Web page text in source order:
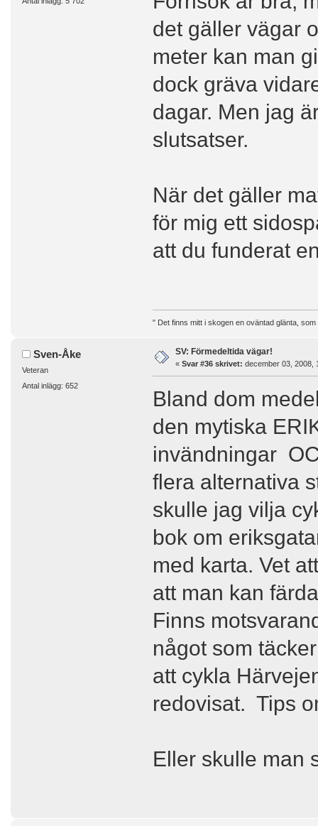
det gäller vägar
meter kan man
dock gräva
dagar. Men jag
slutsatser.
När det gäller
för mig ett
att du funderat
" Det finns mitt i skogen en oväntad glänta,
Sven-Åke
Veteran
Antal inlägg: 652
SV: Förmedeltida vägar!
« Svar #36 skrivet: december 03, 2008,
Bland dom
den mytiska
invändningar
flera alternativa
skulle jag vilja
bok om
med karta. Vet
att man kan
Finns
något som
att cykla
redovisat. Tips
Eller skulle man